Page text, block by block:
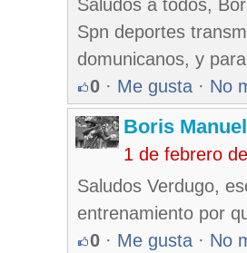
Saludos a todos,
Spn deportes
domunicanos, y
0 · Me gusta · No
Boris
1 de febrero
Saludos Verdugo,
entrenamiento por
0 · Me gusta · No